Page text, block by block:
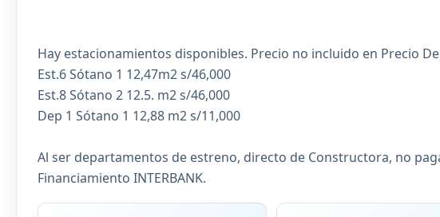
Hay estacionamientos disponibles. Precio no incluido en Precio
Est.6 Sótano 1 12,47m2 s/46,000
Est.8 Sótano 2 12.5. m2 s/46,000
Dep 1 Sótano 1 12,88 m2 s/11,000
Al ser departamentos de estreno, directo de Constructora, no
Financiamiento INTERBANK.